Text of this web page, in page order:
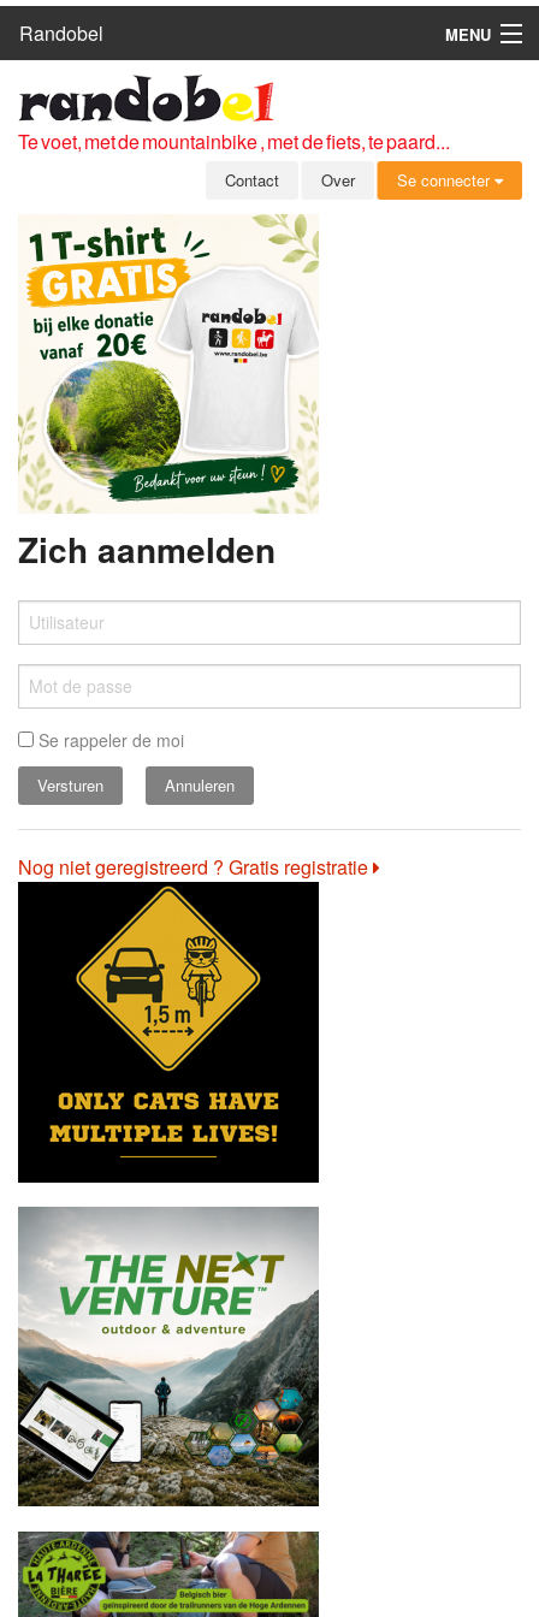
Randobel
MENU
ROUTES
CLUBS
OVER
LEDEN
ZICH AANMELDEN
GRATIS REGISTRATIE
WACHTWOORD VERGETEN
Te voet, met de mountainbike , met de fiets, te paard...
Contact Over Se connecter
Zich aanmelden
Se rappeler de moi
Annuleren
Nog niet geregistreerd ? Gratis registratie